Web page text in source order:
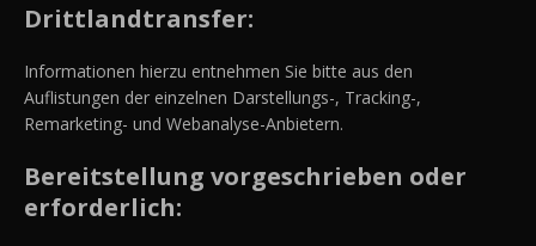
Drittlandtransfer:
Informationen hierzu entnehmen Sie bitte aus den
Auflistungen der einzelnen Darstellungs-, Tracking-,
Remarketing- und Webanalyse-Anbietern.
Bereitstellung vorgeschrieben oder
erforderlich: